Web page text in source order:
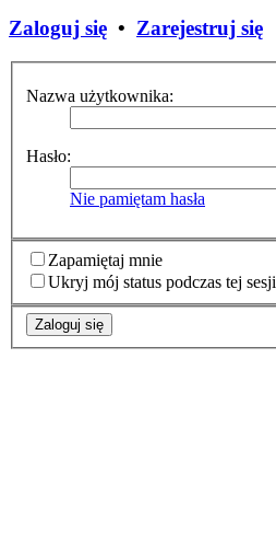
Zaloguj się • Zarejestruj się
Nazwa użytkownika:
Hasło:
Nie pamiętam hasła
Zapamiętaj mnie
Ukryj mój status podczas tej sesji